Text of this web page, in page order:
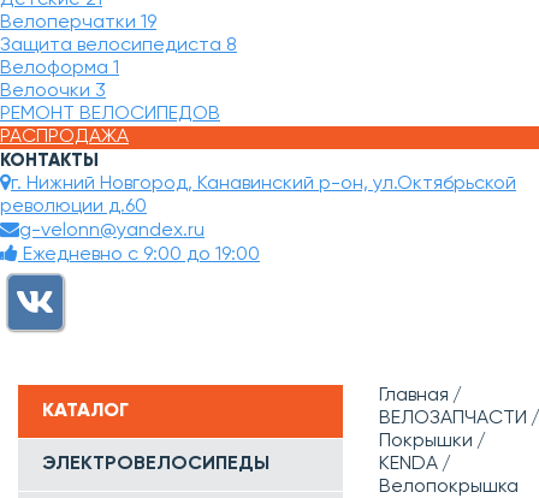
Велоперчатки 19
Защита велосипедиста 8
Велоформа 1
Велоочки 3
РЕМОНТ ВЕЛОСИПЕДОВ
РАСПРОДАЖА
КОНТАКТЫ
г. Нижний Новгород, Канавинский р-он, ул.Октябрьской
революции д.60
g-velonn@yandex.ru
Ежедневно с 9:00 до 19:00
КАТАЛОГ
ЭЛЕКТРОВЕЛОСИПЕДЫ
Главная
ВЕЛОЗАПЧАСТИ
Покрышки
KENDA
Велопокрышка